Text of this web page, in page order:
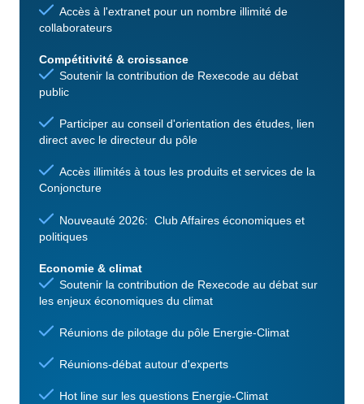
Accès à l'extranet pour un nombre illimité de
collaborateurs
Compétitivité & croissance
Soutenir la contribution de Rexecode au débat
public
Participer au conseil d'orientation des études, lien
direct avec le directeur du pôle
Accès illimités à tous les produits et services de la
Conjoncture
Nouveauté 2026: Club Affaires économiques et
politiques
Economie & climat
Soutenir la contribution de Rexecode au débat sur
les enjeux économiques du climat
Réunions de pilotage du pôle Energie-Climat
Réunions-débat autour d'experts
Hot line sur les questions Energie-Climat